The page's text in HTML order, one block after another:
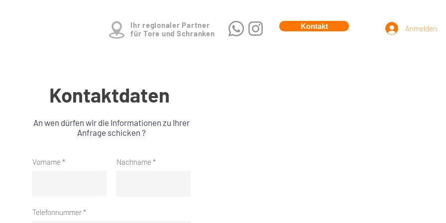
Ihr regionaler Partner
für Tore und Schranken
Kontakt Anmelden
Kontaktdaten
An wen dürfen wir die Informationen zu Ihrer
Anfrage schicken ?
Vorname Nachname
Telefonnummer